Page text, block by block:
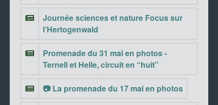
Journée sciences et nature Focus sur
l’Hertogenwald
Promenade du 31 mai en photos -
Ternell et Helle, circuit en “huit”
📷 La promenade du 17 mai en photos